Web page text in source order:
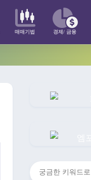
매매기법 경제/ 금융